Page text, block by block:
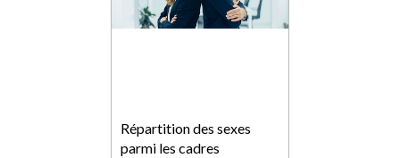
Répartition des sexes
parmi les cadres